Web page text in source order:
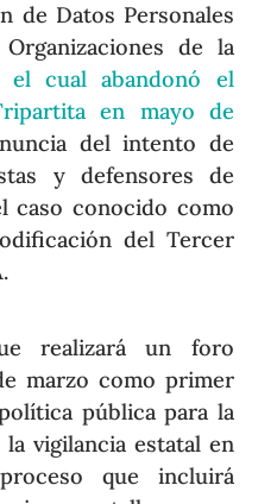
de Datos Personales
de la
el cual abandonó el
en mayo de
del intento de
y defensores de
caso conocido como
del Tercer
realizará un foro
marzo como primer
pública para la
vigilancia estatal en
que incluirá